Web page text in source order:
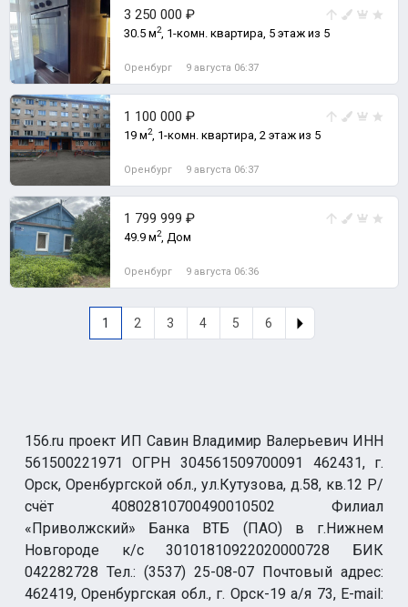
3 250 000 ₽
30.5 м2, 1-комн. квартира, 5 этаж из 5
Оренбург 9 августа 06:37
1 100 000 ₽
19 м2, 1-комн. квартира, 2 этаж из 5
Оренбург 9 августа 06:37
1 799 999 ₽
49.9 м2, Дом
Оренбург 9 августа 06:36
1 2 3 4 5 6
156.ru проект ИП Савин Владимир Валерьевич ИНН
561500221971 ОГРН 304561509700091 462431, г.
Орск, Оренбургской обл., ул.Кутузова, д.58, кв.12 Р/
счёт 40802810700490010502 Филиал
«Приволжский» Банка ВТБ (ПАО) в г.Нижнем
Новгороде к/с 30101810922020000728 БИК
042282728 Тел.: (3537) 25-08-07 Почтовый адрес:
462419, Оренбургская обл., г. Орск-19 а/я 73, E-mail: